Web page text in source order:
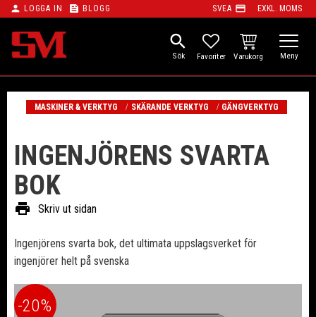
Meny
person LOGGA IN feed BLOGG SVEA payment EXKL. MOMS
search
FAVORITER
KUNDVAGN
MASKINER & VERKTYG SKÄRANDE VERKTYG GÄNGVERKTYG
INGENJÖRENS SVARTA
BOK
print Skriv ut sidan
Ingenjörens svarta bok, det ultimata uppslagsverket för
ingenjörer helt på svenska
20%